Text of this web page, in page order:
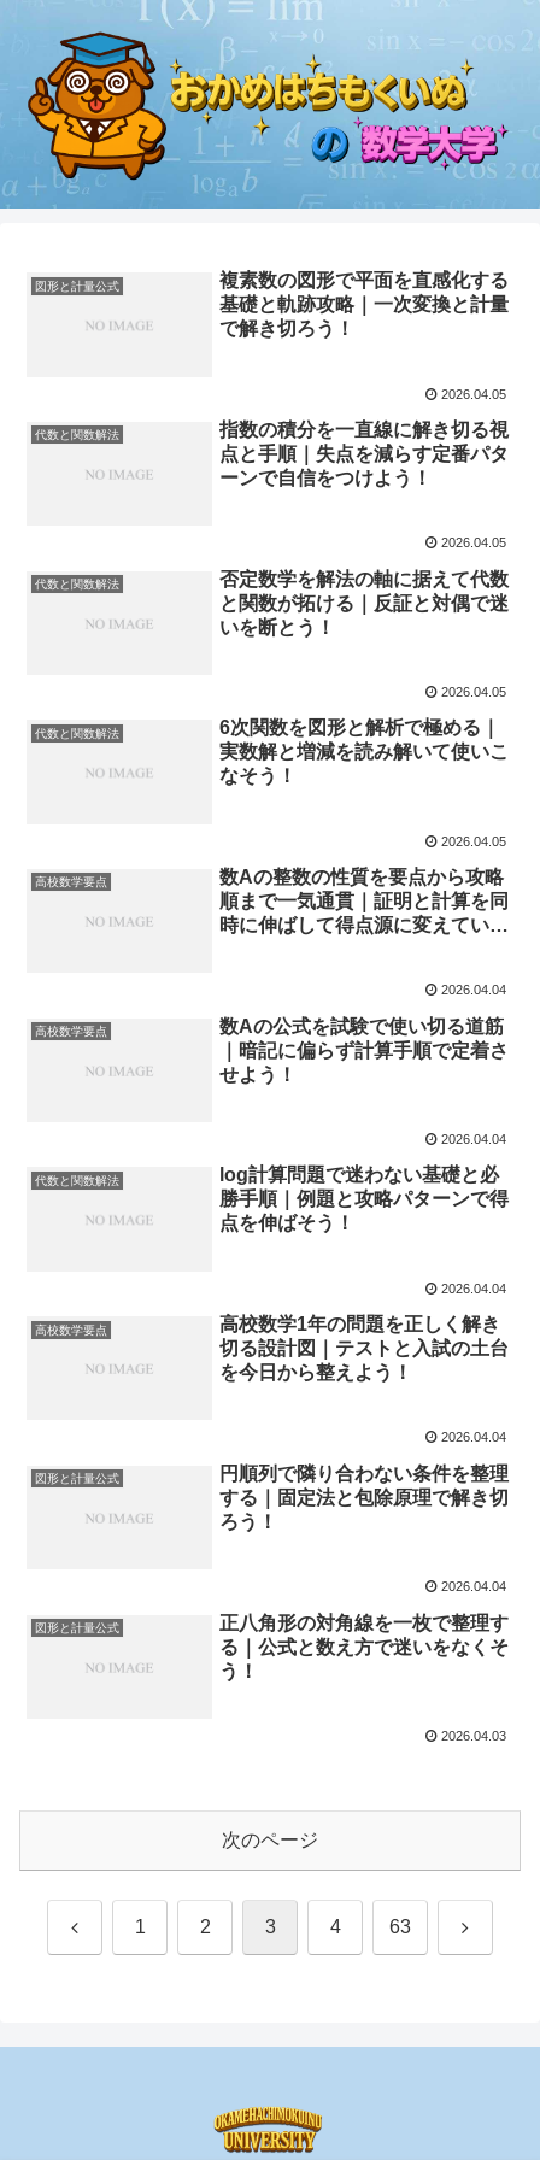
図形と計量公式
複素数の図形で平面を直感化する
基礎と軌跡攻略｜一次変換と計量
で解き切ろう！
2026.04.05
代数と関数解法
指数の積分を一直線に解き切る視
点と手順｜失点を減らす定番パタ
ーンで自信をつけよう！
2026.04.05
代数と関数解法
否定数学を解法の軸に据えて代数
と関数が拓ける｜反証と対偶で迷
いを断とう！
2026.04.05
代数と関数解法
6次関数を図形と解析で極める｜
実数解と増減を読み解いて使いこ
なそう！
2026.04.05
高校数学要点
数Aの整数の性質を要点から攻略
順まで一気通貫｜証明と計算を同
時に伸ばして得点源に変えていこ
2026.04.04
高校数学要点
数Aの公式を試験で使い切る道筋
｜暗記に偏らず計算手順で定着さ
せよう！
2026.04.04
代数と関数解法
log計算問題で迷わない基礎と必
勝手順｜例題と攻略パターンで得
点を伸ばそう！
2026.04.04
高校数学要点
高校数学1年の問題を正しく解き
切る設計図｜テストと入試の土台
を今日から整えよう！
2026.04.04
図形と計量公式
円順列で隣り合わない条件を整理
する｜固定法と包除原理で解き切
ろう！
2026.04.04
図形と計量公式
正八角形の対角線を一枚で整理す
る｜公式と数え方で迷いをなくそ
う！
2026.04.03
次のページ
前 1 2 3 4 63 次